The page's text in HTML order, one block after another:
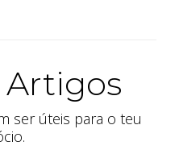
ser úteis para o teu